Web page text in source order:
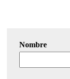
Nombre